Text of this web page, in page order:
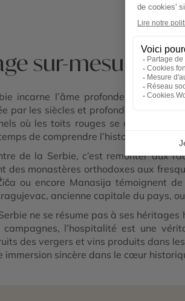
sur-mesure en
incarne l’âme profonde du pays.
par les siècles et profondément liée
où les toits rouges se détachent
de comprendre l’histoire du pays.
de la Serbie, c’est remonter aux
des monastères orthodoxes aux
ou encore Manasija témoignent
ancienne capitale du pays,
ne se résume pas à ses
l’hospitalité est une
des vergers et vins produits dans
immersion sincère dans le cœur